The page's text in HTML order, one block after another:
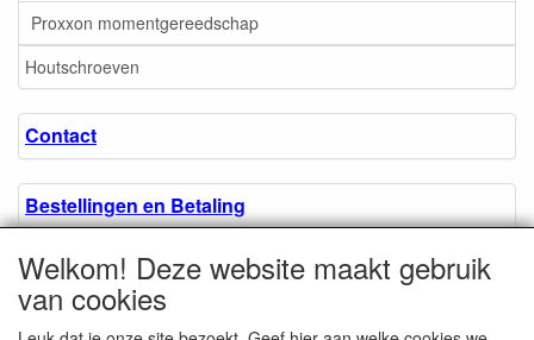
Proxxon momentgereedschap
Houtschroeven
Contact
Bestellingen en Betaling
Algemene voorwaarden
Welkom! Deze website maakt gebruik
van cookies